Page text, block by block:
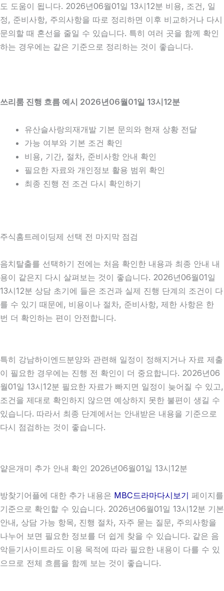
도 도움이 됩니다. 2026년06월01일 13시12분 비용, 조건, 일
정, 준비사항, 주의사항을 따로 정리하면 이후 비교하거나 다시
문의할 때 혼선을 줄일 수 있습니다. 특히 여러 곳을 함께 확인
하는 경우에는 같은 기준으로 정리하는 것이 좋습니다.
쓰리룸 진행 흐름 예시 2026년06월01일 13시12분
유산슬사랑의재개발 기본 문의와 현재 상황 전달
가능 여부와 기본 조건 확인
비용, 기간, 절차, 준비사항 안내 확인
필요한 자료와 개인정보 활용 범위 확인
최종 진행 전 조건 다시 확인하기
주식홈트레이딩제 선택 전 마지막 점검
음치탈출를 선택하기 전에는 처음 확인한 내용과 최종 안내 내
용이 같은지 다시 살펴보는 것이 좋습니다. 2026년06월01일
13시12분 상담 초기에 들은 조건과 실제 진행 단계의 조건이 다
를 수 있기 때문에, 비용이나 절차, 준비사항, 제한 사항은 한
번 더 확인하는 편이 안전합니다.
특히 강남하이엔드분양와 관련해 일정이 정해지거나 자료 제출
이 필요한 경우에는 진행 전 확인이 더 중요합니다. 2026년06
월01일 13시12분 필요한 자료가 빠지면 일정이 늦어질 수 있고,
조건을 제대로 확인하지 않으면 예상하지 못한 불편이 생길 수
있습니다. 따라서 최종 단계에서는 안내받은 내용을 기준으로
다시 점검하는 것이 좋습니다.
얕은개미 추가 안내 확인 2026년06월01일 13시12분
방찾기어플에 대한 추가 내용은 MBC드라마다시보기 페이지를
기준으로 확인할 수 있습니다. 2026년06월01일 13시12분 기본
안내, 상담 가능 항목, 진행 절차, 자주 묻는 질문, 주의사항을
나누어 보면 필요한 정보를 더 쉽게 찾을 수 있습니다. 같은 음
악듣기사이트라도 이용 목적에 따라 필요한 내용이 다를 수 있
으므로 전체 흐름을 함께 보는 것이 좋습니다.